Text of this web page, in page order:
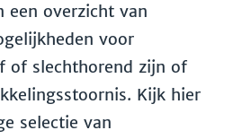
een overzicht van
voor
of slechthorend zijn of
Kijk hier
selectie van